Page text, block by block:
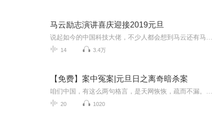
马云励志演讲喜庆迎接2019元旦
14 3.4万
【免费】案中冤案|元旦日之离奇暗杀案
20 1020